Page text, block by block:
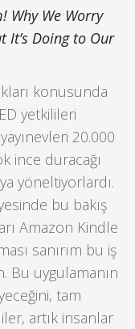
Why We Worry
It’s Doing to Our
konusunda
yetkilileri
20.000
ince duracağı
yöneltiyorlardı.
bu bakış
Amazon Kindle
sanırım bu iş
Bu uygulamanın
tam
artık insanlar